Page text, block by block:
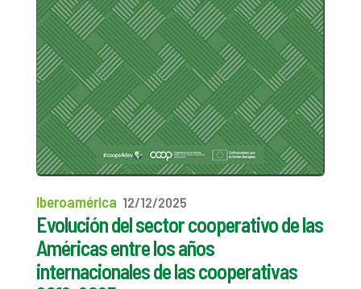
Iberoamérica 12/12/2025
Evolución del sector cooperativo de las
Américas entre los años
internacionales de las cooperativas